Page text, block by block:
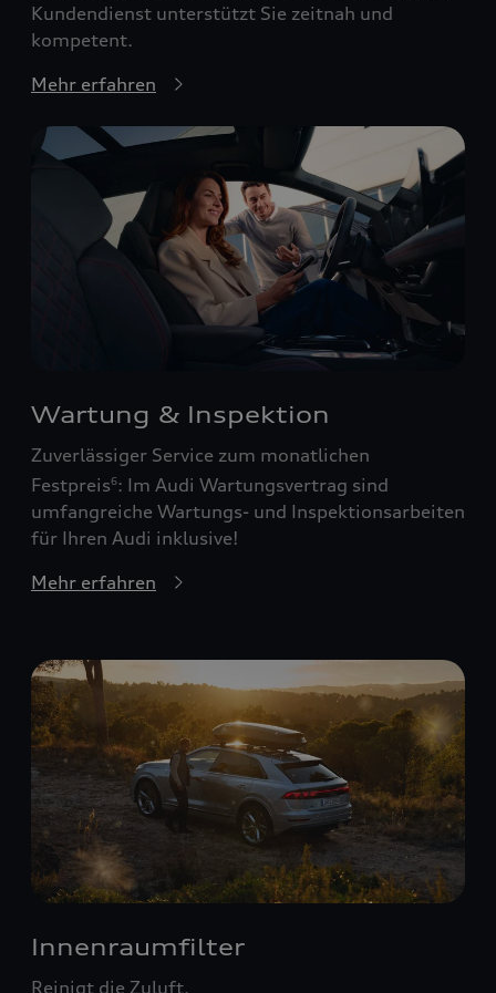
Kundendienst unterstützt Sie zeitnah und
kompetent.
Mehr erfahren
Wartung & Inspektion
Zuverlässiger Service zum monatlichen
Festpreis6: Im Audi Wartungsvertrag sind
umfangreiche Wartungs- und Inspektionsarbeiten
für Ihren Audi inklusive!
Mehr erfahren
Innenraumfilter
Reinigt die Zuluft.